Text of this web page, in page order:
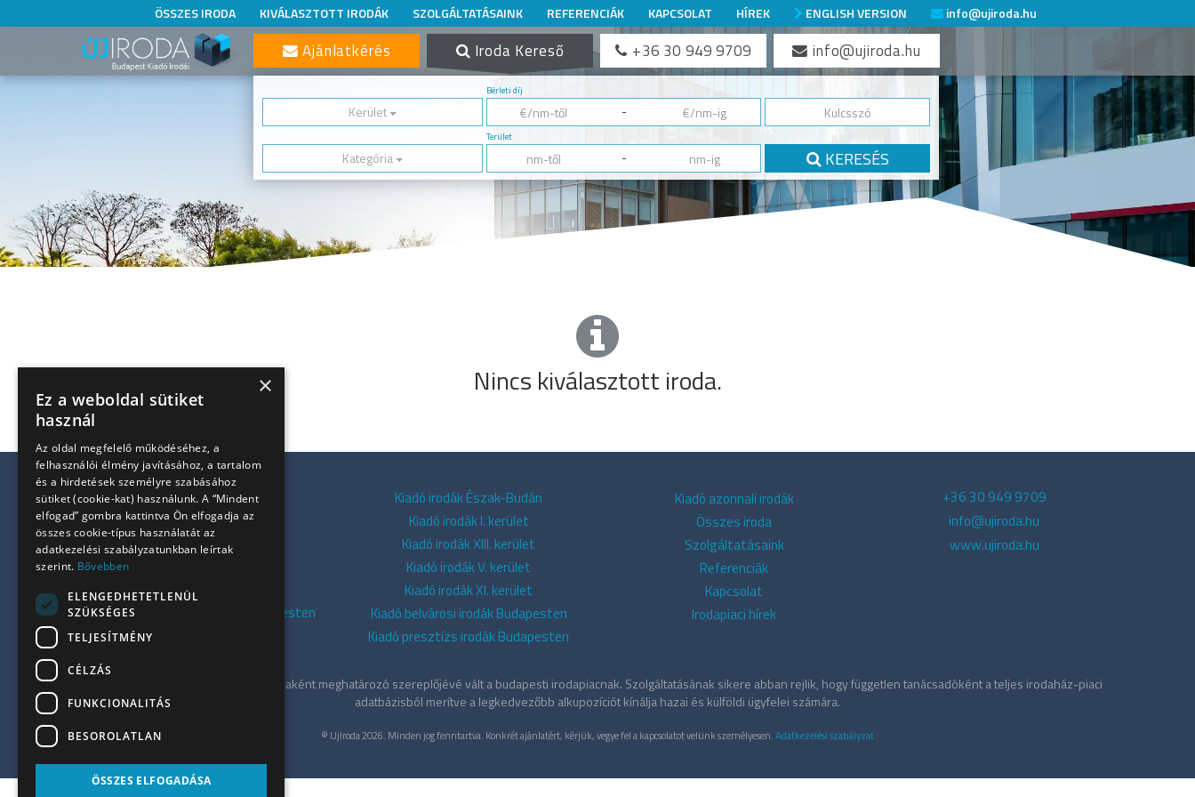
ÖSSZES IRODA KIVÁLASZTOTT IRODÁK SZOLGÁLTATÁSAINK REFERENCIÁK KAPCSOLAT HÍREK ENGLISH VERSION info@ujiroda.hu
Ajánlatkérés Iroda Kereső +36 30 949 9709 info@ujiroda.hu
Kerület
Bérleti díj
-
Kategória
Terület
- KERESÉS
Nincs kiválasztott iroda.
Kiadó irodák a Váci úton
Kiadó irodák Budán
Kiadó irodák Pesten
Lakásirodák Budapesten
Kiadó szolgáltatott irodák Budapesten
Kiadó irodák Dél-Budán
Kiadó irodák Észak-Budán
Kiadó irodák I. kerület
Kiadó irodák XIII. kerület
Kiadó irodák V. kerület
Kiadó irodák XI. kerület
Kiadó belvárosi irodák Budapesten
Kiadó presztízs irodák Budapesten
Kiadó azonnali irodák
Összes iroda
Szolgáltatásaink
Referenciák
Kapcsolat
Irodapiaci hírek
+36 30 949 9709
info@ujiroda.hu
www.ujiroda.hu
Az ÚjIroda a Tower-International tagjaként meghatározó szereplőjévé vált a budapesti irodapiacnak. Szolgáltatásának sikere abban rejlik, hogy független tanácsadóként a teljes irodaház-piaci
adatbázisból merítve a legkedvezőbb alkupozíciót kínálja hazai és külföldi ügyfelei számára.
© UjIroda 2026. Minden jog fenntartva. Konkrét ajánlatért, kérjük, vegye fel a kapcsolatot velünk személyesen.Adatkezelési szabályzat
×
Ez a weboldal sütiket
használ
Az oldal megfelelő működéséhez, a
felhasználói élmény javításához, a tartalom
és a hirdetések személyre szabásához
sütiket (cookie-kat) használunk. A “Mindent
elfogad” gombra kattintva Ön elfogadja az
összes cookie-típus használatát az
adatkezelési szabályzatunkban leírtak
szerint. Bővebben
ELENGEDHETETLENÜL
SZÜKSÉGES
TELJESÍTMÉNY
CÉLZÁS
FUNKCIONALITÁS
BESOROLATLAN
ÖSSZES ELFOGADÁSA